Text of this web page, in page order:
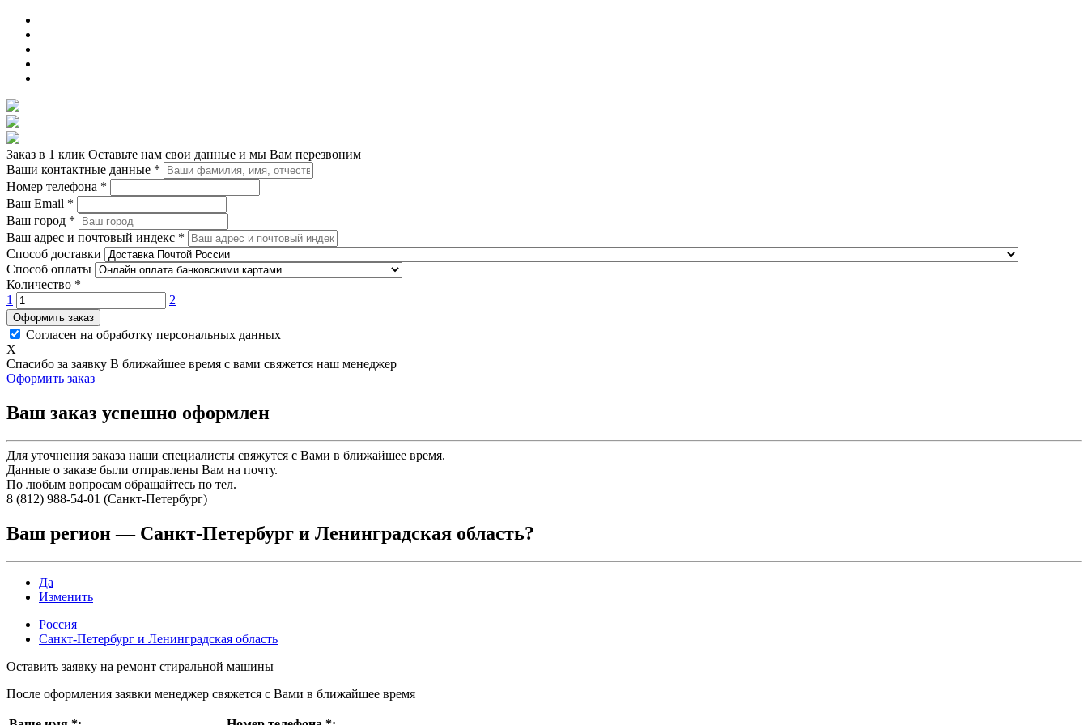
Заказ в 1 клик Оставьте нам свои данные и мы Вам перезвоним
Ваши контактные данные *
Номер телефона *
Ваш Email *
Ваш город *
Ваш адрес и почтовый индекс *
Способ доставки
Способ оплаты
Количество *
1
2
Оформить заказ
Согласен на обработку персональных данных
X
Спасибо за заявку В ближайшее время с вами свяжется наш менеджер
Оформить заказ
Ваш заказ успешно оформлен
Для уточнения заказа наши специалисты свяжутся с Вами в ближайшее время.
Данные о заказе были отправлены Вам на почту.
По любым вопросам обращайтесь по тел.
8 (812) 988-54-01 (Санкт-Петербург)
Ваш регион — Санкт-Петербург и Ленинградская область?
Да
Изменить
Россия
Санкт-Петербург и Ленинградская область
Оставить заявку на ремонт стиральной машины
После оформления заявки менеджер свяжется с Вами в ближайшее время